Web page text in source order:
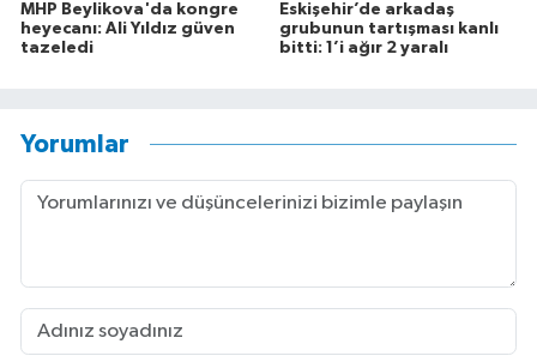
MHP Beylikova'da kongre
heyecanı: Ali Yıldız güven
tazeledi
Eskişehir’de arkadaş
grubunun tartışması kanlı
bitti: 1’i ağır 2 yaralı
Yorumlar